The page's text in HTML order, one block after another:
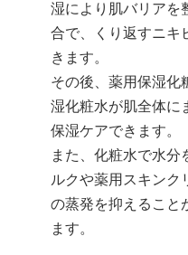
湿により肌バリアを
合で、くり返すニキ
きます。
その後、薬用保湿化
湿化粧水が肌全体に
保湿ケアできます。
また、化粧水で水分
ルクや薬用スキンク
の蒸発を抑えること
ます。